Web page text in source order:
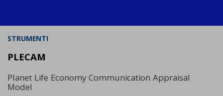
STRUMENTI
PLECAM
Planet Life Economy Communication Appraisal
Model